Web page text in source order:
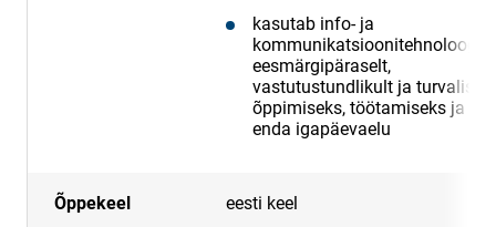
kasutab info- ja
kommunikatsioonitehnoloogiat
eesmärgipäraselt,
vastutustundlikult ja turvaliselt
õppimiseks, töötamiseks ja
enda igapäevaelu
Õppekeel eesti keel